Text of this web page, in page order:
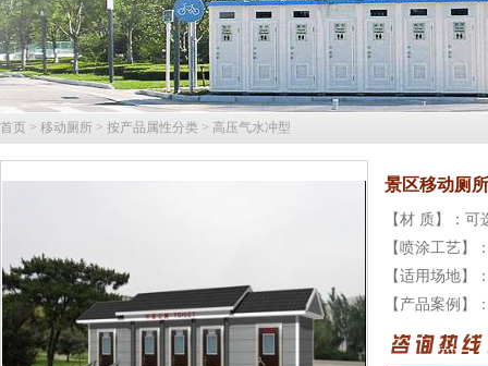
首页 > 移动厕所 > 按产品属性分类 > 高压气水冲型
景区移动厕所
【材 质】：
【喷涂工艺】
【适用场地】
【产品案例】